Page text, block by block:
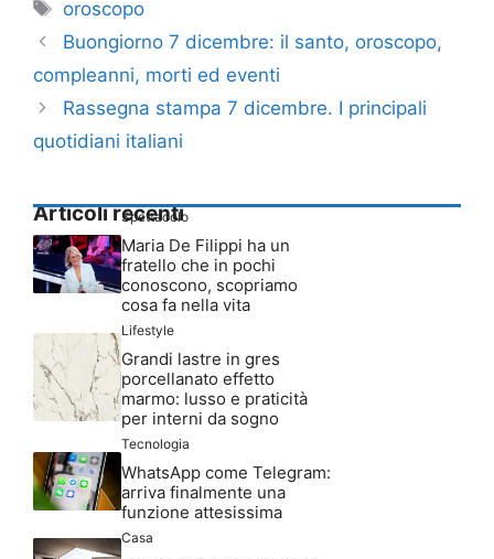
oroscopo
Buongiorno 7 dicembre: il santo, oroscopo,
compleanni, morti ed eventi
Rassegna stampa 7 dicembre. I principali
quotidiani italiani
Articoli recenti
Spettacolo
Maria De Filippi ha un
fratello che in pochi
conoscono, scopriamo
cosa fa nella vita
Lifestyle
Grandi lastre in gres
porcellanato effetto
marmo: lusso e praticità
per interni da sogno
Tecnologia
WhatsApp come Telegram:
arriva finalmente una
funzione attesissima
Casa